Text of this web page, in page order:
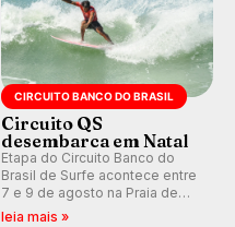
CIRCUITO BANCO DO BRASIL
Circuito QS
desembarca em Natal
Etapa do Circuito Banco do
Brasil de Surfe acontece entre
7 e 9 de agosto na Praia de
Miami (RN), em disputas
leia mais »